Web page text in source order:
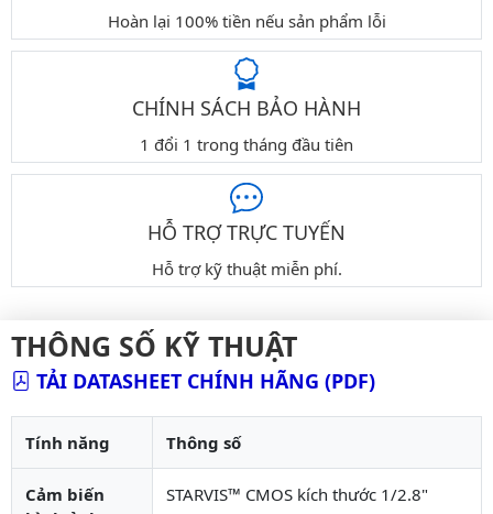
Hoàn lại 100% tiền nếu sản phẩm lỗi
CHÍNH SÁCH BẢO HÀNH
1 đổi 1 trong tháng đầu tiên
HỖ TRỢ TRỰC TUYẾN
Hỗ trợ kỹ thuật miễn phí.
THÔNG SỐ KỸ THUẬT
TẢI DATASHEET CHÍNH HÃNG (PDF)
Tính năng Thông số
Cảm biến
STARVIS™ CMOS kích thước 1/2.8"